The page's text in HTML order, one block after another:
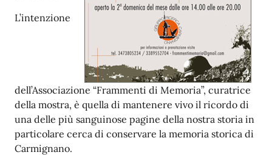
L’intenzione
dell’Associazione “Frammenti di Memoria”, curatrice
della mostra, è quella di mantenere vivo il ricordo di
una delle più sanguinose pagine della nostra storia in
particolare cerca di conservare la memoria storica di
Carmignano.